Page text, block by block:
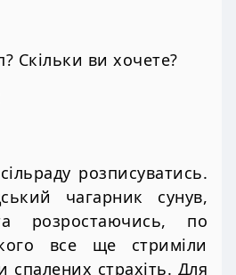
Скільки ви хочете?
розписуватись.
чагарник сунув,
розростаючись, по
все ще стриміли
спалених страхіть. Для